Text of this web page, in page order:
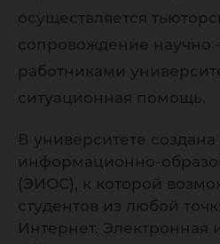
осуществляется
сопровождение научно
работниками
ситуационная помощь.
В университете
информационно-
(ЭИОС), к которой
студентов из любой
Интернет.